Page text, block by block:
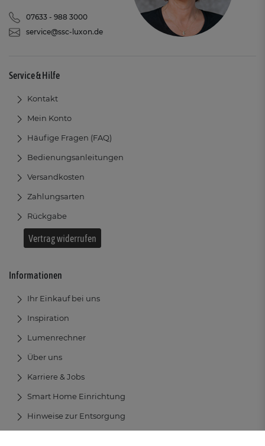
07633 - 988 3000
service@ssc-luxon.de
Service & Hilfe
Kontakt
Mein Konto
Häufige Fragen (FAQ)
Bedienungsanleitungen
Versandkosten
Zahlungsarten
Rückgabe
Vertrag widerrufen
Informationen
Ihr Einkauf bei uns
Inspiration
Lumenrechner
Über uns
Karriere & Jobs
Smart Home Einrichtung
Hinweise zur Entsorgung